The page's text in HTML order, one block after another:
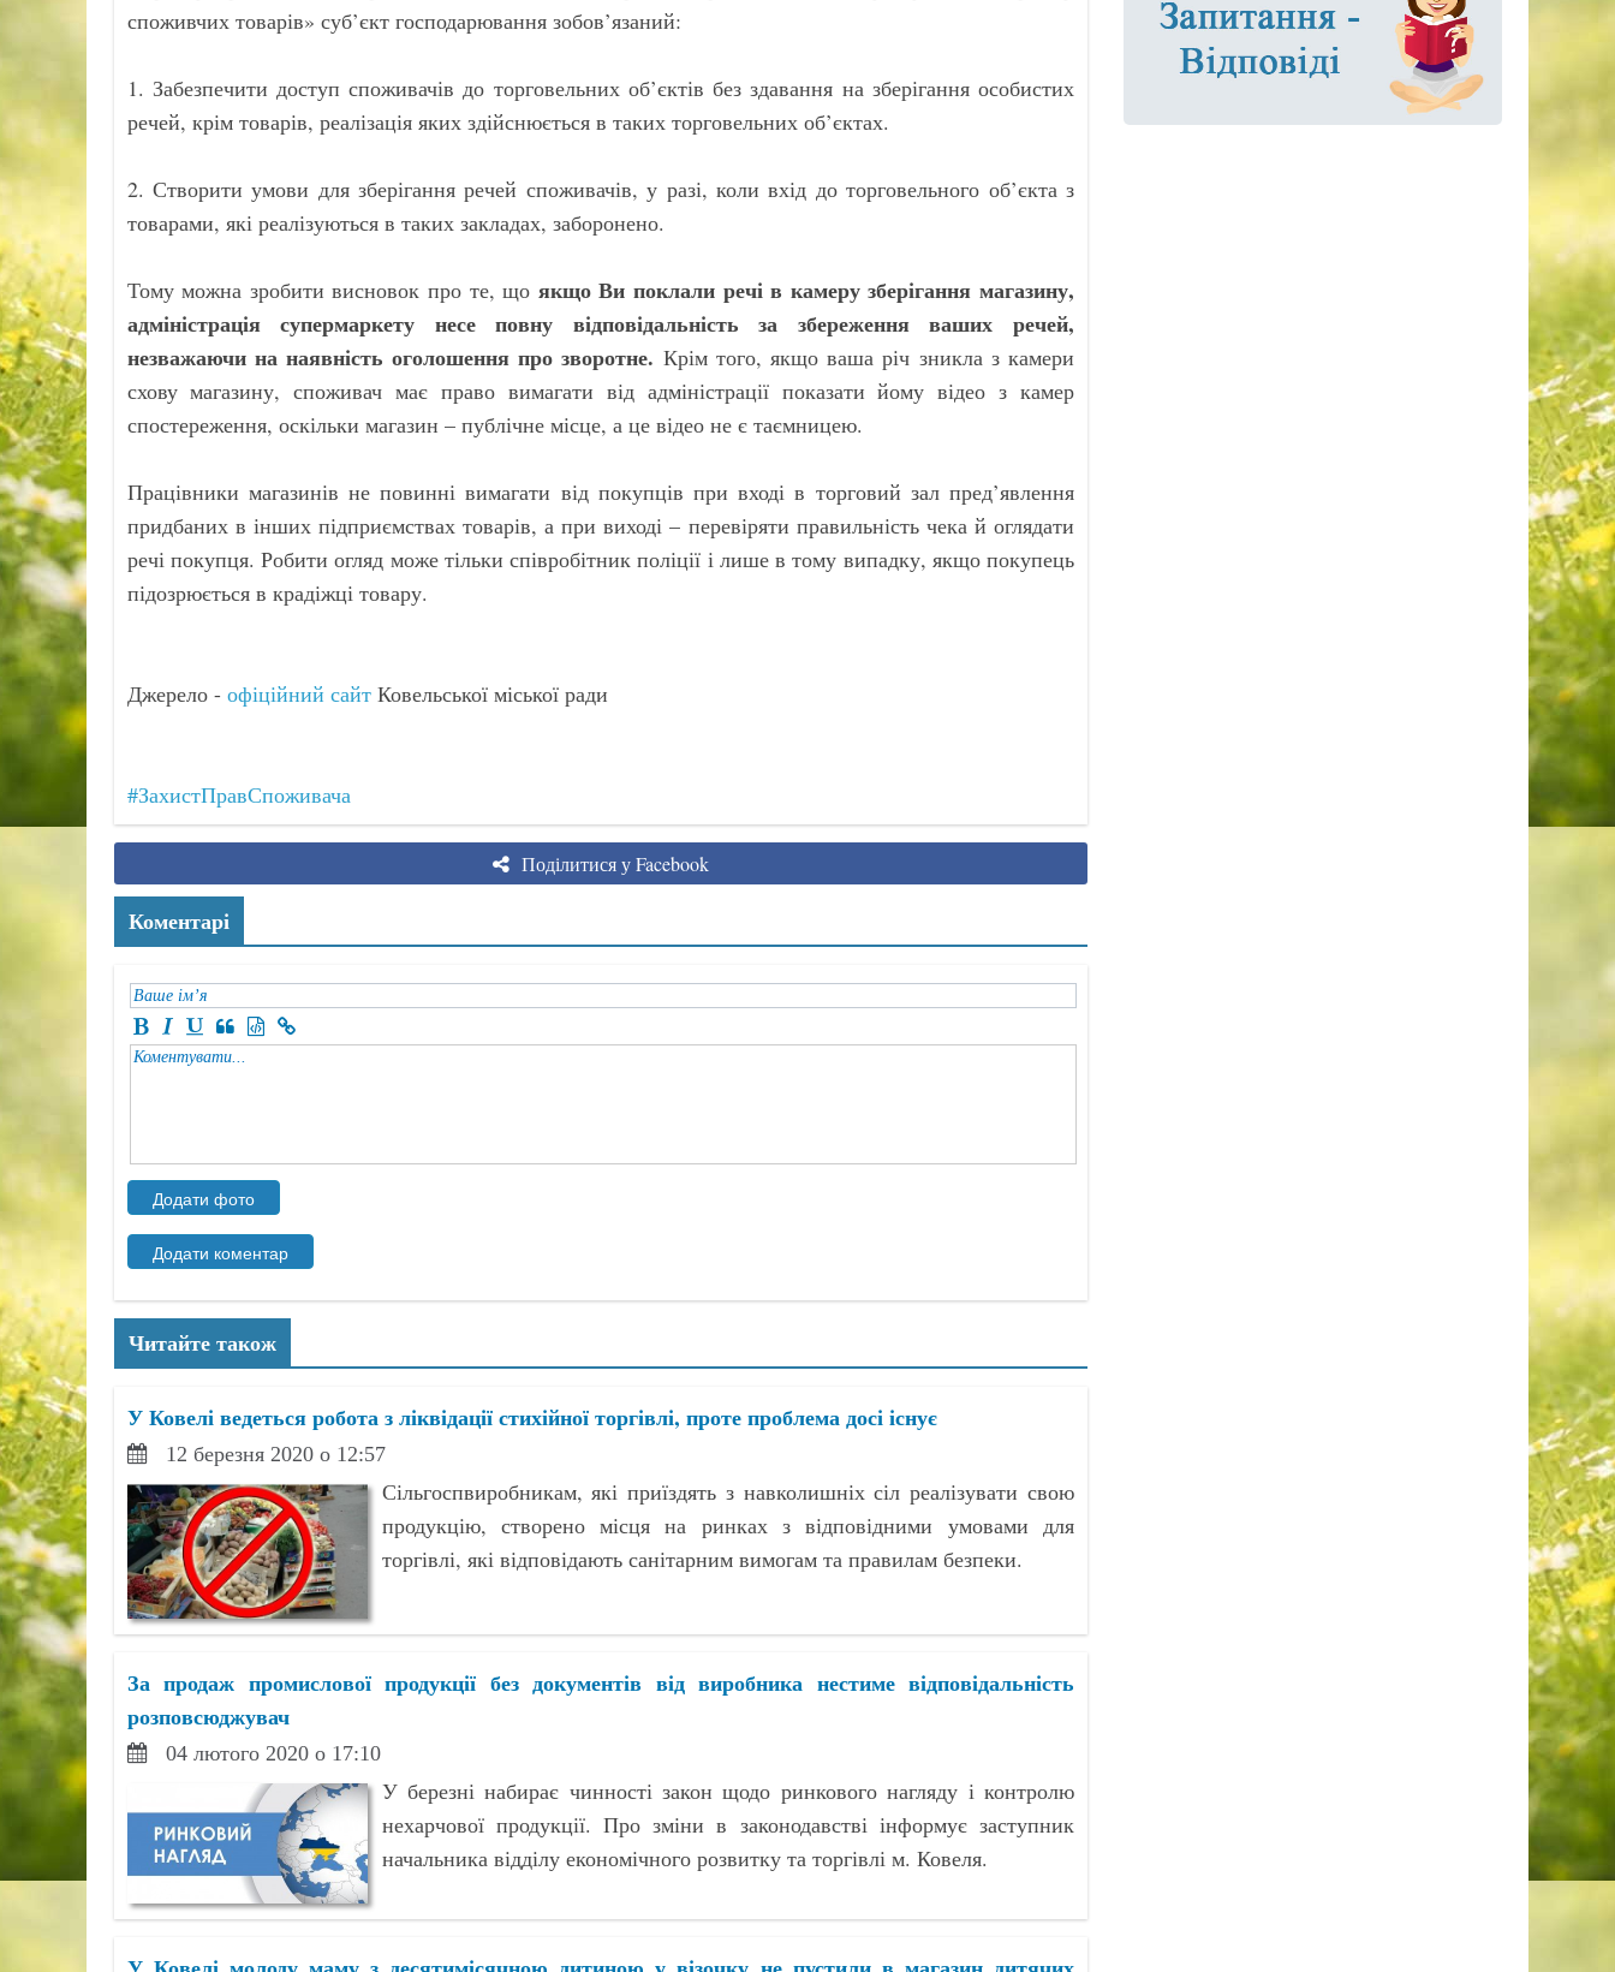
споживчих товарів» суб’єкт господарювання зобов’язаний:
1. Забезпечити доступ споживачів до торговельних об’єктів без здавання на зберігання особистих
речей, крім товарів, реалізація яких здійснюється в таких торговельних об’єктах.
2. Створити умови для зберігання речей споживачів, у разі, коли вхід до торговельного об’єкта з
товарами, які реалізуються в таких закладах, заборонено.
Тому можна зробити висновок про те, що якщо Ви поклали речі в камеру зберігання магазину,
адміністрація супермаркету несе повну відповідальність за збереження ваших речей,
незважаючи на наявність оголошення про зворотне. Крім того, якщо ваша річ зникла з камери
схову магазину, споживач має право вимагати від адміністрації показати йому відео з камер
спостереження, оскільки магазин – публічне місце, а це відео не є таємницею.
Працівники магазинів не повинні вимагати від покупців при вході в торговий зал пред’явлення
придбаних в інших підприємствах товарів, а при виході – перевіряти правильність чека й оглядати
речі покупця. Робити огляд може тільки співробітник поліції і лише в тому випадку, якщо покупець
підозрюється в крадіжці товару.
Джерело - офіційний сайтКовельської міської ради
#ЗахистПравСпоживача
Поділитися у Facebook
Коментарі
Читайте також
У Ковелі ведеться робота з ліквідації стихійної торгівлі, проте проблема досі існує
12 березня 2020 о 12:57
Сільгоспвиробникам, які приїздять з навколишніх сіл реалізувати свою
продукцію, створено місця на ринках з відповідними умовами для
торгівлі, які відповідають санітарним вимогам та правилам безпеки.
За продаж промислової продукції без документів від виробника нестиме відповідальність
розповсюджувач
04 лютого 2020 о 17:10
У березні набирає чинності закон щодо ринкового нагляду і контролю
нехарчової продукції. Про зміни в законодавстві інформує заступник
начальника відділу економічного розвитку та торгівлі м. Ковеля.